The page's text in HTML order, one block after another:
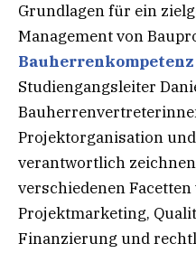
Grundlagen für ein
Management von
Bauherrenkompetenz
Studiengangsleiter
Projektorganisation
verantwortlich
verschiedenen
Projektmarketing,
Finanzierung und